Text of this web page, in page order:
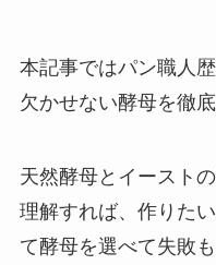
本記事ではパン職人
欠かせない酵母を徹底
天然酵母とイースト
理解すれば、作りた
て酵母を選べて失敗